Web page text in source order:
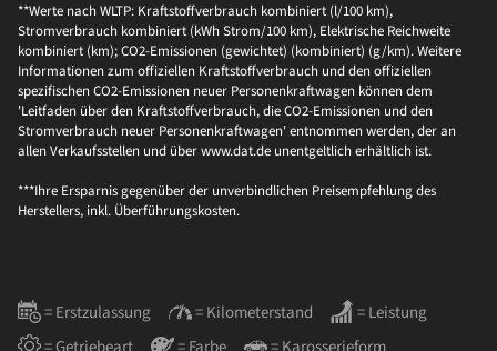
**Werte nach WLTP: Kraftstoffverbrauch kombiniert (l/100 km),
Stromverbrauch kombiniert (kWh Strom/100 km), Elektrische Reichweite
kombiniert (km); CO2-Emissionen (gewichtet) (kombiniert) (g/km). Weitere
Informationen zum offiziellen Kraftstoffverbrauch und den offiziellen
spezifischen CO2-Emissionen neuer Personenkraftwagen können dem
'Leitfaden über den Kraftstoffverbrauch, die CO2-Emissionen und den
Stromverbrauch neuer Personenkraftwagen' entnommen werden, der an
allen Verkaufsstellen und über www.dat.de unentgeltlich erhältlich ist.
***Ihre Ersparnis gegenüber der unverbindlichen Preisempfehlung des
Herstellers, inkl. Überführungskosten.
= Erstzulassung = Kilometerstand
= Leistung